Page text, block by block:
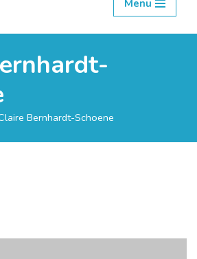
Menu
Bernhardt-Schoene